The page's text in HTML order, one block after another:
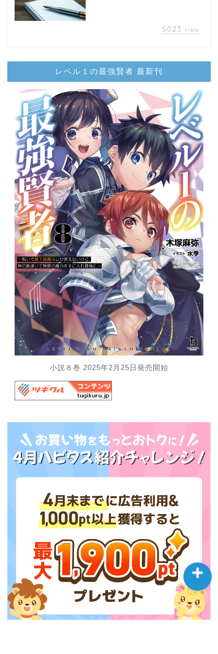
5023 view
レベル１の最強賢者 最新刊
小説８巻 2025年2月25日発売開始
HOME
EVENT